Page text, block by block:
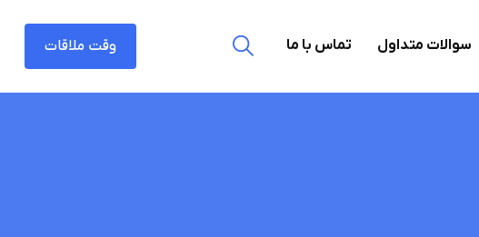
سوالات متداول تماس با ما وقت ملاقات